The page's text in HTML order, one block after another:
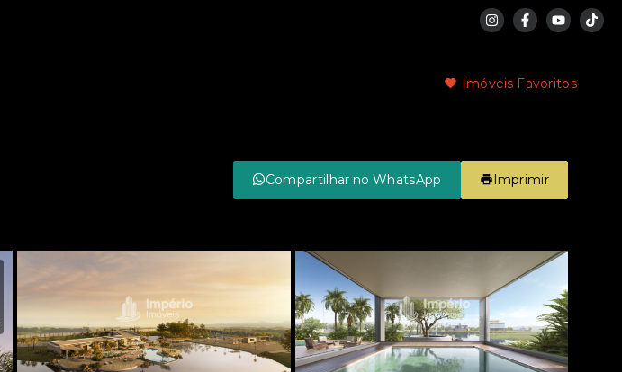
Imóveis Favoritos
Compartilhar no WhatsApp Imprimir